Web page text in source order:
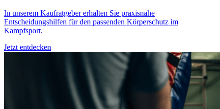
In unserem Kaufratgeber erhalten Sie praxisnahe
Entscheidungshilfen für den passenden Körperschutz im
Kampfsport.
Jetzt entdecken